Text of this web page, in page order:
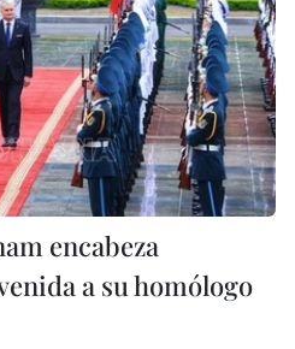
encabeza
a su homólogo